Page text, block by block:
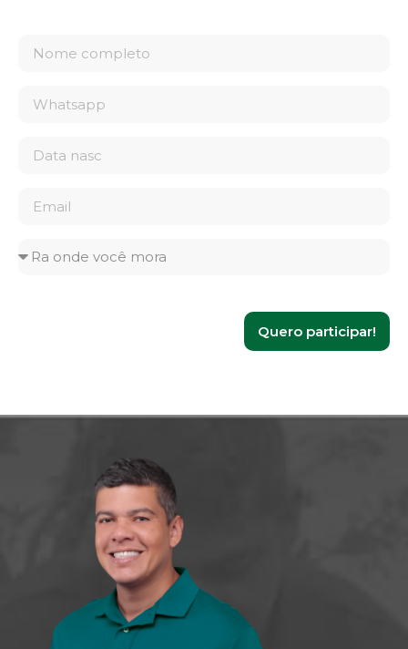
Quero participar!